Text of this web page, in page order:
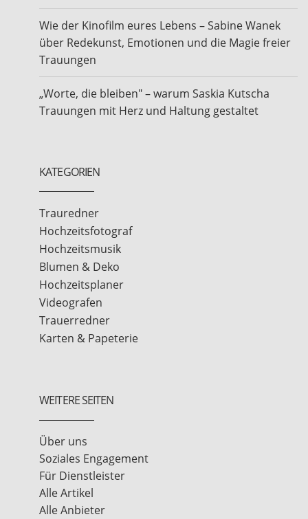
Wie der Kinofilm eures Lebens – Sabine Wanek
über Redekunst, Emotionen und die Magie freier
Trauungen
„Worte, die bleiben" – warum Saskia Kutscha
Trauungen mit Herz und Haltung gestaltet
KATEGORIEN
Trauredner
Hochzeitsfotograf
Hochzeitsmusik
Blumen & Deko
Hochzeitsplaner
Videografen
Trauerredner
Karten & Papeterie
WEITERE SEITEN
Über uns
Soziales Engagement
Für Dienstleister
Alle Artikel
Alle Anbieter